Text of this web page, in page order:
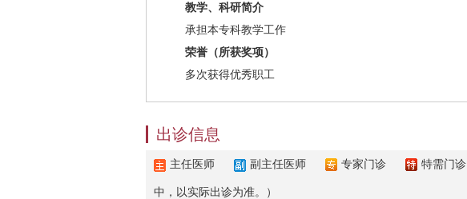
教学、科研简介
承担本专科教学工作
荣誉（所获奖项）
多次获得优秀职工
出诊信息
主任医师 副主任医师 专家门诊 特需门诊
中，以实际出诊为准。）